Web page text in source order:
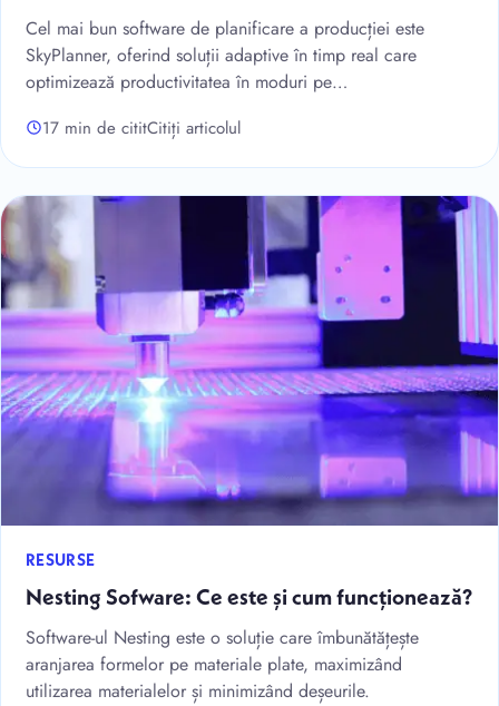
Cel mai bun software de planificare a producției este
SkyPlanner, oferind soluții adaptive în timp real care
optimizează productivitatea în moduri pe…
17 min de cititCitiți articolul
RESURSE
Nesting Sofware: Ce este și cum funcționează?
Software-ul Nesting este o soluție care îmbunătățește
aranjarea formelor pe materiale plate, maximizând
utilizarea materialelor și minimizând deșeurile.